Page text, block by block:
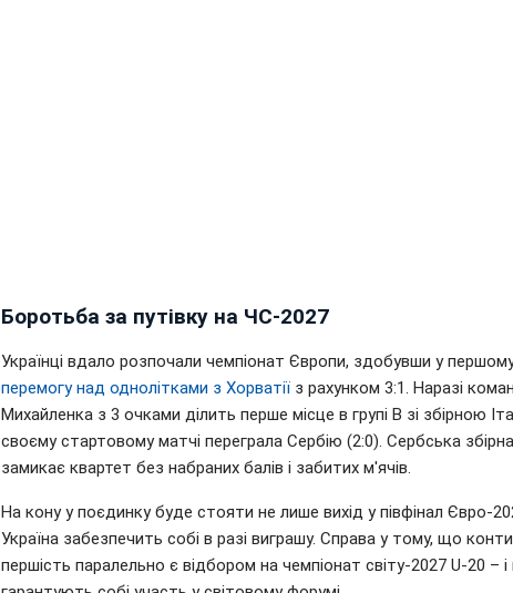
Боротьба за путівку на ЧС-2027
Українці вдало розпочали чемпіонат Європи, здобувши у першому
перемогу над однолітками з Хорватії з рахунком 3:1. Наразі
Михайленка з 3 очками ділить перше місце в групі B зі збірною
своєму стартовому матчі переграла Сербію (2:0). Сербська збірна
замикає квартет без набраних балів і забитих м'ячів.
На кону у поєдинку буде стояти не лише вихід у півфінал Євро-
Україна забезпечить собі в разі виграшу. Справа у тому, що
першість паралельно є відбором на чемпіонат світу-2027 U-20 – і